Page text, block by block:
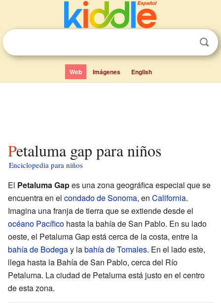
Web Imágenes English
Petaluma gap para niños
Enciclopedia para niños
El Petaluma Gapes una zona geográfica especial que se
encuentra en el condado de Sonoma, en California.
Imagina una franja de tierra que se extiende desde el
océano Pacífico hasta la bahía de San Pablo. En su lado
oeste, el Petaluma Gap está cerca de la costa, entre la
bahía de Bodegay labahía de Tomales. En el lado este,
llega hasta la Bahía de San Pablo, cerca del Río
Petaluma. La ciudad de Petaluma está justo en el centro
de esta zona.